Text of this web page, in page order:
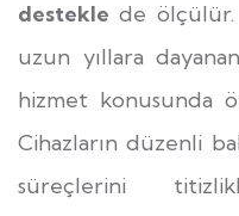
destekle de ölçülür.
uzun yıllara
hizmet konusunda
Cihazların düzenli
süreçlerini